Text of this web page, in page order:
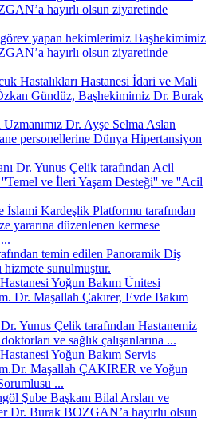
hayırlı olsun ziyaretinde
yapan hekimlerimiz Başhekimimiz
hayırlı olsun ziyaretinde
Hastalıkları Hastanesi İdari ve Mali
Gündüz, Başhekimimiz Dr. Burak
Dr. Ayşe Selma Aslan
personellerine Dünya Hipertansiyon
Dr. Yunus Çelik tarafından Acil
''Temel ve İleri Yaşam Desteği'' ve ''Acil
İslami Kardeşlik Platformu tarafından
yararına düzenlenen kermese
temin edilen Panoramik Diş
hizmete sunulmuştur.
Yoğun Bakım Ünitesi
Dr. Maşallah Çakırer, Evde Bakım
Yunus Çelik tarafından Hastanemiz
ve sağlık çalışanlarına ...
Yoğun Bakım Servis
Maşallah ÇAKIRER ve Yoğun
...
Şube Başkanı Bilal Arslan ve
Dr. Burak BOZGAN’a hayırlu olsun